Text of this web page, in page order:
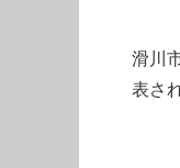
滑川
表さ